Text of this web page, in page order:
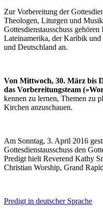
Zur Vorbereitung der
Theologen, Liturgen und
Gottesdienstausschuss
Lateinamerika, der Karibik
und Deutschland an.
Von Mittwoch, 30. März bis
das Vorbereitungsteam
kennen zu lernen, Themen zu
Kirchen anzuschauen.
Am Sonntag, 3. April 2016
Gottesdienstausschuss den
Predigt hielt Reverend Kathy
Christian Worship, Grand
Predigt in deutscher Sprache